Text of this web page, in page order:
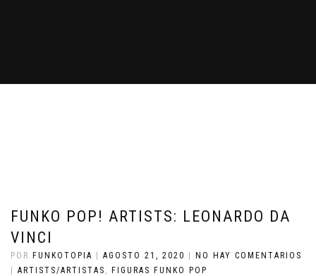
FUNKO POP! ARTISTS: LEONARDO DA
VINCI
POR FUNKOTOPIA AGOSTO 21, 2020
NO HAY COMENTARIOS
ARTISTS/ARTISTAS , FIGURAS FUNKO POP